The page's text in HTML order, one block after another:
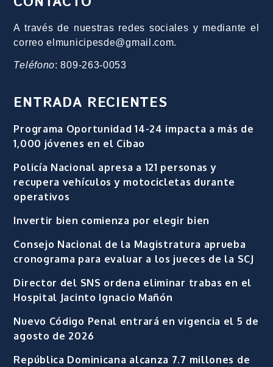
A través de nuestras redes sociales y mediante el
correo elmunicipesde@gmail.com.
Teléfono: 809-263-0053
ENTRADA RECIENTES
Programa Oportunidad 14-24 impacta a más de
1,000 jóvenes en el Cibao
Policía Nacional apresa a 121 personas y
recupera vehículos y motocicletas durante
operativos
Invertir bien comienza por elegir bien
Consejo Nacional de la Magistratura aprueba
cronograma para evaluar a los jueces de la SCJ
Director del SNS ordena eliminar trabas en el
Hospital Jacinto Ignacio Mañón
Nuevo Código Penal entrará en vigencia el 5 de
agosto de 2026
República Dominicana alcanza 7.7 millones de